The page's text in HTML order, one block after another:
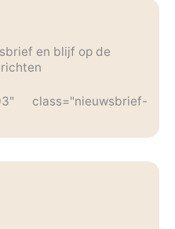
en blijf op de
class="nieuwsbrief-